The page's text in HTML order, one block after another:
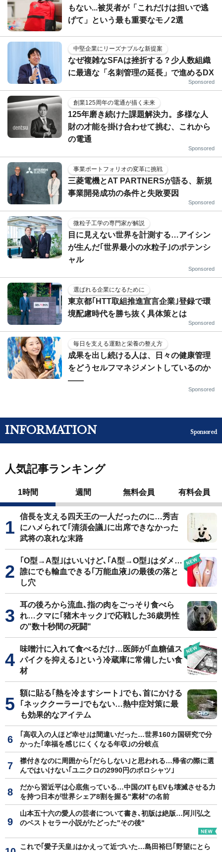
もない...被災者が「これだけは担いで逃
げて」という最も重要なモノ2選
中堅企業にリーズナブルな新提案
なぜ複雑なSFAは挫折する？少人数組織
に最適な「名刺管理の延長」で進めるDX
Sponsored
創業125周年の電通が描く未来
125年磨き続けた課題解決力。多様な人
財の才能を掛け合わせて挑む、これから
の電通
Sponsored
事業ポートフォリオの変革に挑戦
三菱電機とAT PARTNERSが語る、新規
事業開発成功の条件と失敗要因
Sponsored
微粒子工学の専門家が解説
目に見えない世界を計測する…アイシン
が生んだ｢世界最小の水粒子｣のポテンシ
ャル
Sponsored
選ばれる企業になるために
東京都｢HTT取組推進宣言企業｣登録で環
境配慮時代を勝ち抜く具体策とは
Sponsored
毎日を支える運動と栄養の整え方
成果を出し続ける人は、日々の健康管理
をどうセルフマネジメントしているのか
——
Sponsored
INFORMATION Sponsored
人気記事ランキング
1時間 週間 無料会員 有料会員
信長を支える四天王の一人だったのに…秀吉
にハメられて｢清須会議｣に出席できなかった
武将の哀れな末路
｢O型→A型｣はいいけど､｢A型→O型｣はダメ…
誰にでも輸血できる｢万能血液｣の最後の落と
し穴
耳の後ろから流血､指の肉をごっそり食べら
れ…クマに｢猪木キック｣で応戦した36歳男性
の"数十秒間の死闘"
味噌汁に入れて食べるだけ…医師が｢血糖値ス
パイクを抑える｣という冷蔵庫に常備したい食
材
額に貼る｢熱を冷ますシート｣でも､首にかける
｢ネッククーラー｣でもない…熱中症対策に最
も効果的なアイテム
｢高収入の人ほど幸せ｣は間違いだった…世界160カ国研究で分
かった｢幸福を感じにくくなる年収｣の分岐点
襟付きなのに周囲から｢だらしない｣と思われる…帰省の際に選
んではいけない｢ユニクロの2990円のポロシャツ｣
だから習近平は心底焦っている…中国のITもEVも壊滅させる力
を持つ日本が世界シェア8割を握る"素材"の名前
山本五十六の愛人の芸者について書き､初版は絶版…阿川弘之
のベストセラー小説がたどった"その後"
これで｢愛子天皇｣はかえって近づいた…島田裕巳｢野望にとら